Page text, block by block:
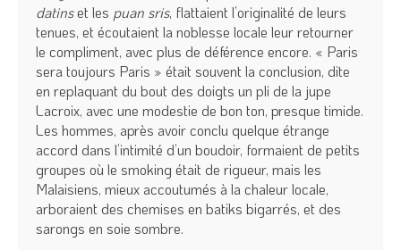
datinset les puan sris, flattaient l’originalité de leurs
tenues, et écoutaient la noblesse locale leur retourner
le compliment, avec plus de déférence encore. « Paris
sera toujours Paris » était souvent la conclusion, dite
en replaquant du bout des doigts un pli de la jupe
Lacroix, avec une modestie de bon ton, presque timide.
Les hommes, après avoir conclu quelque étrange
accord dans l’intimité d’un boudoir, formaient de petits
groupes où le smoking était de rigueur, mais les
Malaisiens, mieux accoutumés à la chaleur locale,
arboraient des chemises en batiks bigarrés, et des
sarongs en soie sombre.